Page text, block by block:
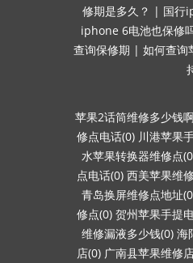
修期是多久？ | 国行
iphone 6电池也保修
查询保修期 | 如何查询
苹果2话筒维修多少钱
修点电话(0) 川港苹果
水苹果转换器维修点
点电话(0) 西美苹果维
青岛换屏维修点地址
修点(0) 贺州苹果手提
维修漏液多少钱(0) 海
店(0) 广南县苹果维修